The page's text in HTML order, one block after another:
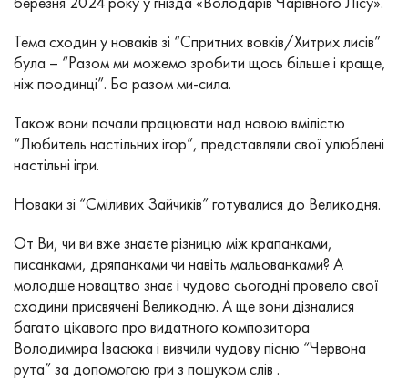
Тема сходин у новаків зі “Спритних вовків/Хитрих лисів”
була – “Разом ми можемо зробити щось більше і краще,
ніж поодинці”. Бо разом ми-сила.
Також вони почали працювати над новою вмілістю
“Любитель настільних ігор”, представляли свої улюблені
настільні ігри.
Новаки зі “Сміливих Зайчиків” готувалися до Великодня.
От Ви, чи ви вже знаєте різницю між крапанками,
писанками, дряпанками чи навіть мальованками? А
молодше новацтво знає і чудово сьогодні провело свої
сходини присвячені Великодню. А ще вони дізналися
багато цікавого про видатного композитора
Володимира Івасюка і вивчили чудову пісню “Червона
рута” за допомогою гри з пошуком слів .